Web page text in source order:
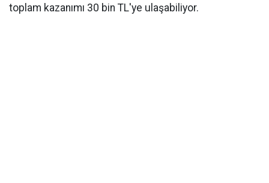
toplam kazanımı 30 bin TL'ye ulaşabiliyor.